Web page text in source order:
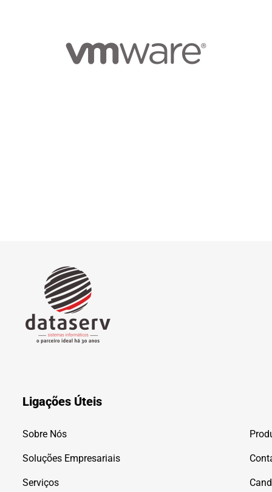
Ligações Úteis
Sobre Nós
Soluções Empresariais
Serviços